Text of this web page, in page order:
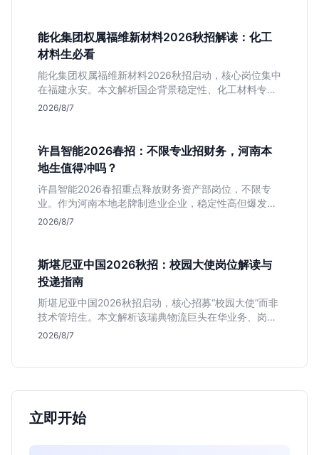
能化集团权属福维新材料2026秋招解读：化工
材料生必看
能化集团权属福维新材料2026秋招启动，核心岗位集中
在福建永安。本文解析国企背景稳定性、化工材料专业
匹配度及工作地点限制，助理工科生判断是否值得投
2026/8/7
许昌智能2026春招：不限专业招财务，河南本
地生值得冲吗？
许昌智能2026春招重点释放财务资产部岗位，不限专
业。作为河南本地老牌制造业企业，稳定性高但爆发涨
薪机会少。适合想在本地积累工业场景经验的应届生。
2026/8/7
斯堪尼亚中国2026秋招：校园大使岗位解读与
投递指南
斯堪尼亚中国2026秋招启动，核心招募“校园大使”而非
技术管培生。本文解析该瑞典物流巨头在华业务、岗位
真实职责及不限专业背后的竞争逻辑，助你判断是否值
2026/8/7
立即开始